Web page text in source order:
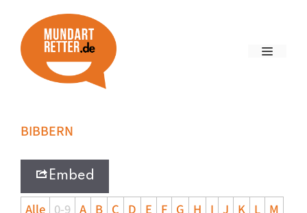
BIBBERN
Embed
Alle 0-9 A B C D E F G H I J K L M